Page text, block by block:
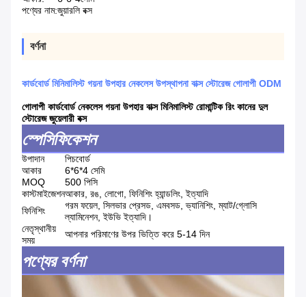
পণ্যের নাম:জুয়ারলি বক্স
বর্ণনা
কার্ডবোর্ড মিনিমালিস্ট গয়না উপহার নেকলেস উপস্থাপনা বাক্স স্টোরেজ গোলাপী ODM
গোলাপী কার্ডবোর্ড নেকলেস গয়না উপহার বাক্স মিনিমালিস্ট রোমান্টিক রিং কানের দুল
স্টোরেজ জুয়েলারী বক্স
স্পেসিফিকেশন
উপাদান
পিচবোর্ড
আকার
6*6*4 সেমি
MOQ
500 পিসি
কাস্টমাইজেশনআকার, রঙ, লোগো, ফিনিশিং হ্যান্ডলিং, ইত্যাদি
ফিনিশিং
গরম ফয়েল, সিলভার প্রেসড, এমবসড, ভ্যানিশিং, ম্যাট/গ্লোসি
ল্যামিনেশন, ইউভি ইত্যাদি।
নেতৃস্থানীয়
সময়
আপনার পরিমাণের উপর ভিত্তি করে 5-14 দিন
পণ্যের বর্ণনা